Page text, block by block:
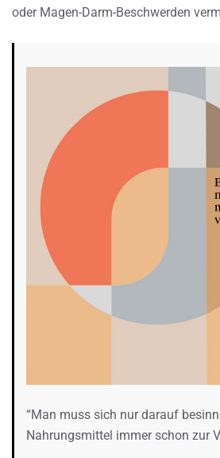
oder Magen-Darm-Beschwerden
“Man muss sich nur darauf
Nahrungsmittel immer schon zur